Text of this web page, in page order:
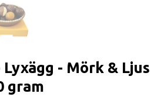
- Mörk & Ljus
gram